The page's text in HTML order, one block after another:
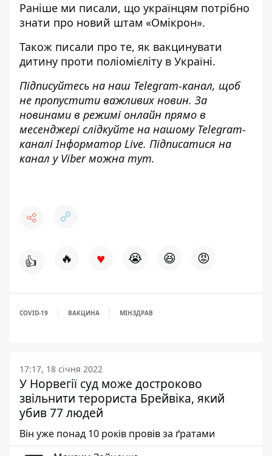
Раніше ми писали, що українцям потрібно
знати про новий штам «Омікрон».
Також писали про те, як вакцинувати
дитину проти поліомієліту в Україні.
Підписуйтесь на наш Telegram-канал, щоб
не пропустити важливих новин. За
новинами в режимі онлайн прямо в
месенджері слідкуйте на нашому Telegram-
каналіІнформатор Live. Підписатися на
канал у Viber можна тут.
👍 🔥 ♥ 😭 😆 😡
COVID-19 ВАКЦИНА МІНЗДРАВ
17:17, 18 січня 2022
У Норвегії суд може достроково
звільнити терориста Брейвіка, який
убив 77 людей
Він уже понад 10 років провів за ґратами